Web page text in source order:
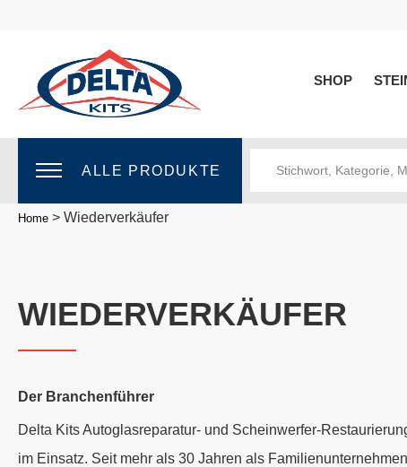
SHOP
ALLE PRODUKTE
Home > Wiederverkäufer
WIEDERVERKÄUFER
Der Branchenführer
Delta Kits Autoglasreparatur- und Scheinwerfer-
im Einsatz. Seit mehr als 30 Jahren als